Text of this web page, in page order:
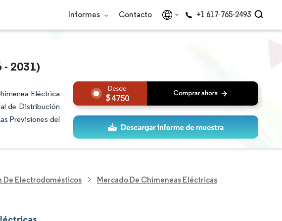
Informes Contacto +1 617-765-2493
- 2031)
Eléctrica
de Distribución
Previsiones del
4750
De Electrodomésticos Mercado De Chimeneas Eléctricas